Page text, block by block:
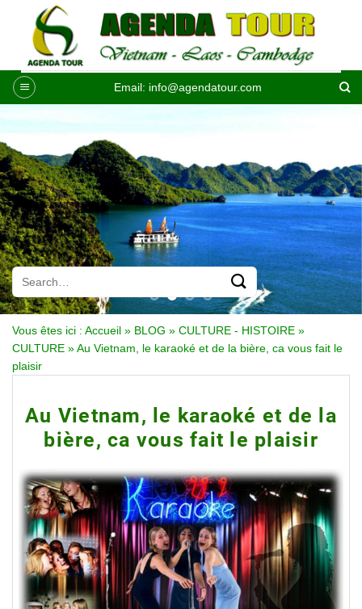
contenu
Email: info@agendatour.com
Vous êtes ici : Accueil » BLOG » CULTURE - HISTOIRE »
CULTURE »Au Vietnam, le karaoké et de la bière, ca vous fait le
plaisir
Au Vietnam, le karaoké et de la
bière, ca vous fait le plaisir